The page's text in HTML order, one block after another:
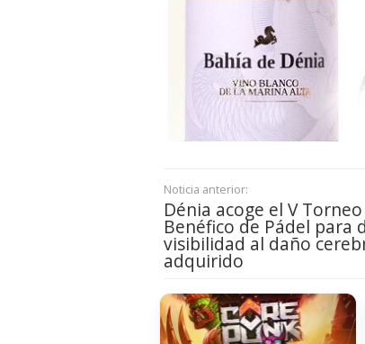
Noticia anterior:
Dénia acoge el V Torneo
Benéfico de Pádel para
visibilidad al daño
adquirido